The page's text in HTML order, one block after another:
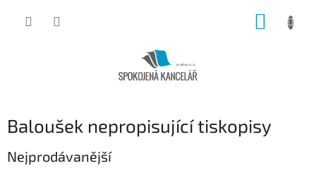
Baloušek nepropisující tiskopisy
Nejprodávanější